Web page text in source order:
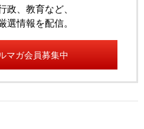
政、教育など、
選情報を配信。
マガ会員募集中